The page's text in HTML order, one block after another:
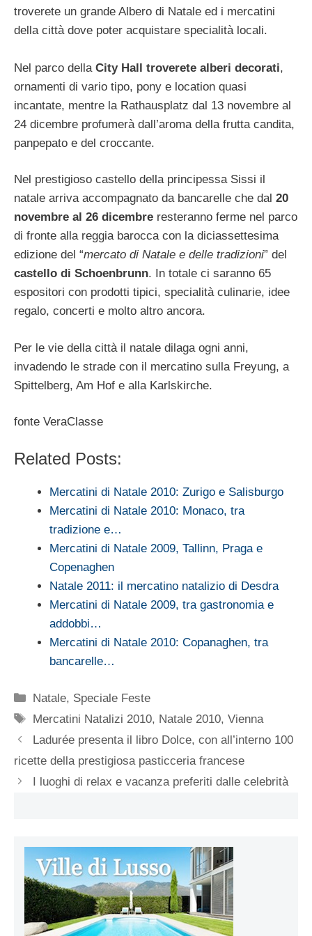
troverete un grande Albero di Natale ed i mercatini
della città dove poter acquistare specialità locali.
Nel parco della City Hall troverete alberi decorati,
ornamenti di vario tipo, pony e location quasi
incantate, mentre la Rathausplatz dal 13 novembre al
24 dicembre profumerà dall’aroma della frutta candita,
panpepato e del croccante.
Nel prestigioso castello della principessa Sissi il
natale arriva accompagnato da bancarelle che dal 20
novembre al 26 dicembre resteranno ferme nel parco
di fronte alla reggia barocca con la diciassettesima
edizione del “mercato di Natale e delle tradizioni” del
castello di Schoenbrunn. In totale ci saranno 65
espositori con prodotti tipici, specialità culinarie, idee
regalo, concerti e molto altro ancora.
Per le vie della città il natale dilaga ogni anni,
invadendo le strade con il mercatino sulla Freyung, a
Spittelberg, Am Hof e alla Karlskirche.
fonte VeraClasse
Related Posts:
Mercatini di Natale 2010: Zurigo e Salisburgo
Mercatini di Natale 2010: Monaco, tra
tradizione e…
Mercatini di Natale 2009, Tallinn, Praga e
Copenaghen
Natale 2011: il mercatino natalizio di Desdra
Mercatini di Natale 2009, tra gastronomia e
addobbi…
Mercatini di Natale 2010: Copanaghen, tra
bancarelle…
Categorie
Natale, Speciale Feste
Tag
Mercatini Natalizi 2010, Natale 2010,Vienna
Ladurée presenta il libro Dolce, con all’interno 100
ricette della prestigiosa pasticceria francese
I luoghi di relax e vacanza preferiti dalle celebrità